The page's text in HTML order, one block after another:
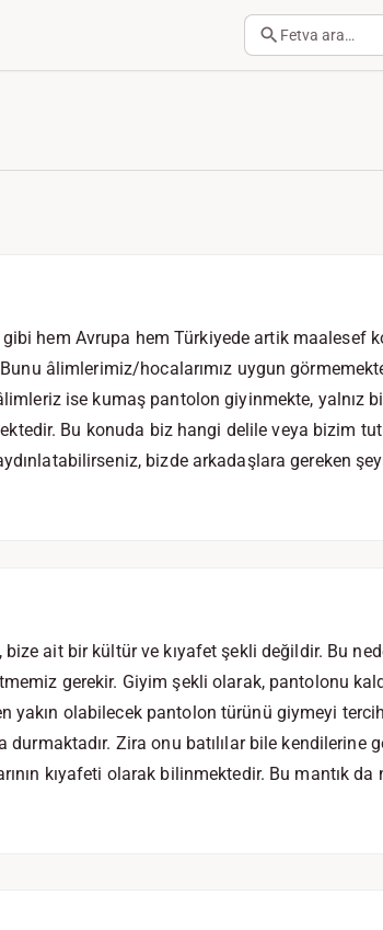
Fetva ara…
hem Avrupa hem Türkiyede artik maalesef
âlimlerimiz/hocalarımız uygun
ise kumaş pantolon giyinmekte, yalnız
Bu konuda biz hangi delile veya bizim
bizde arkadaşlara gereken
ait bir kültür ve kıyafet şekli değildir. Bu
gerekir. Giyim şekli olarak, pantolonu
yakın olabilecek pantolon türünü giymeyi
durmaktadır. Zira onu batılılar bile kendilerine
kıyafeti olarak bilinmektedir. Bu mantık da